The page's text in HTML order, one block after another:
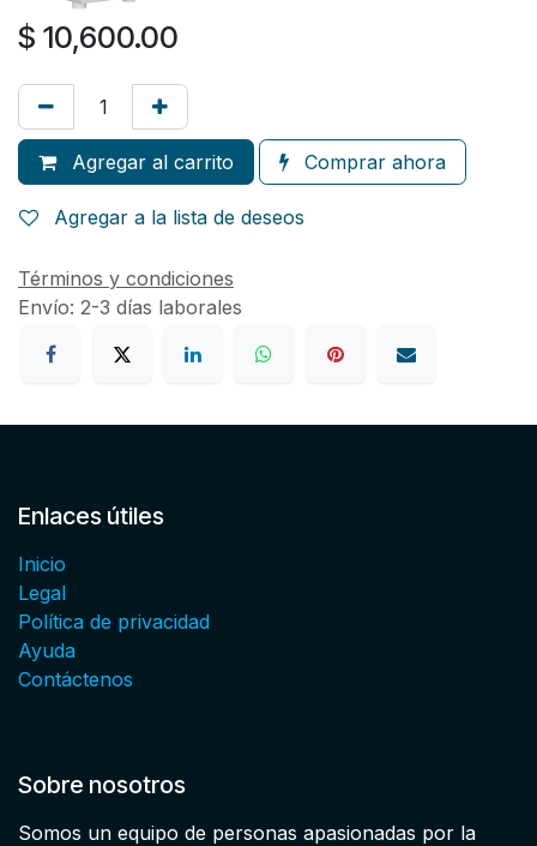
$ 10,600.00
Agregar al carrito Comprar ahora
Agregar a la lista de deseos
Términos y condiciones
Envío: 2-3 días laborales
Enlaces útiles
Inicio
Legal
Política de privacidad
Ayuda
Contáctenos
Sobre nosotros
Somos un equipo de personas apasionadas por la